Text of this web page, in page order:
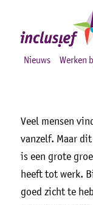
Nieuws Werken
Veel mensen
vanzelf. Maar
is een grote
heeft tot werk.
goed zicht te